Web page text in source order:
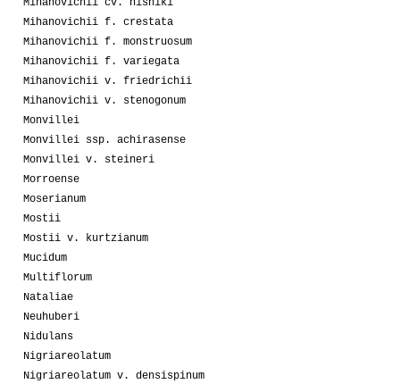
Mihanovichii cv. nishiki
Mihanovichii f. crestata
Mihanovichii f. monstruosum
Mihanovichii f. variegata
Mihanovichii v. friedrichii
Mihanovichii v. stenogonum
Monvillei
Monvillei ssp. achirasense
Monvillei v. steineri
Morroense
Moserianum
Mostii
Mostii v. kurtzianum
Mucidum
Multiflorum
Nataliae
Neuhuberi
Nidulans
Nigriareolatum
Nigriareolatum v. densispinum